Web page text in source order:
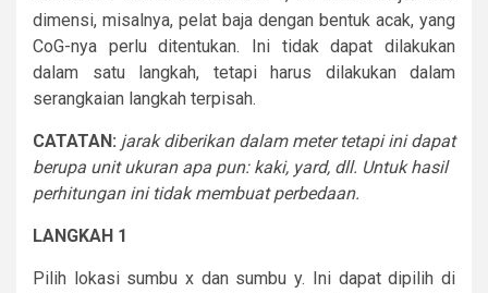
dimensi, misalnya, pelat baja dengan bentuk acak, yang
CoG-nya perlu ditentukan. Ini tidak dapat dilakukan
dalam satu langkah, tetapi harus dilakukan dalam
serangkaian langkah terpisah.
CATATAN: jarak diberikan dalam meter tetapi ini dapat
berupa unit ukuran apa pun: kaki, yard, dll. Untuk hasil
perhitungan ini tidak membuat perbedaan.
LANGKAH 1
Pilih lokasi sumbu x dan sumbu y. Ini dapat dipilih di